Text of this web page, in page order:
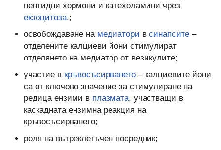
пептидни хормони и катехоламини чрез
екзоцитоза.;
освобождаване на медиатори в синапсите–
отделените калциеви йони стимулират
отделянето на медиатор от везикулите;
участие в кръвосъсирването– калциевите йони
са от ключово значение за стимулиране на
редица ензими в плазмата, участващи в
каскадната ензимна реакция на
кръвосъсирването;
роля на вътреклетъчен посредник;